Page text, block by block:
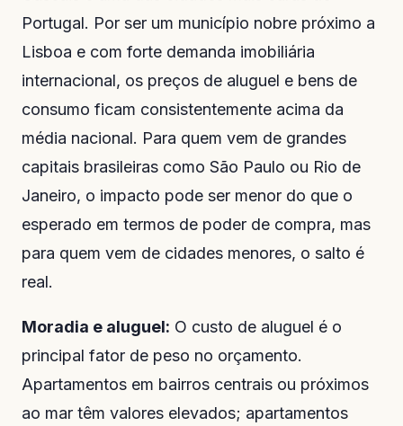
Portugal. Por ser um município nobre próximo a
Lisboa e com forte demanda imobiliária
internacional, os preços de aluguel e bens de
consumo ficam consistentemente acima da
média nacional. Para quem vem de grandes
capitais brasileiras como São Paulo ou Rio de
Janeiro, o impacto pode ser menor do que o
esperado em termos de poder de compra, mas
para quem vem de cidades menores, o salto é
real.
Moradia e aluguel: O custo de aluguel é o
principal fator de peso no orçamento.
Apartamentos em bairros centrais ou próximos
ao mar têm valores elevados; apartamentos